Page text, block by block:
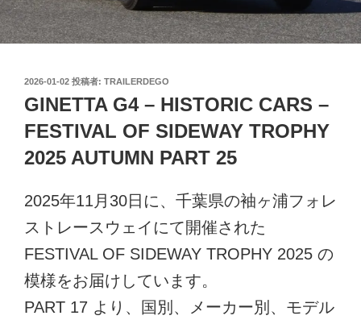
投
日:
2026-01-02 投稿者: TRAILERDEGO
GINETTA G4 – HISTORIC CARS –
FESTIVAL OF SIDEWAY TROPHY
2025 AUTUMN PART 25
2025年11月30日に、千葉県の袖ヶ浦フォレ
ストレースウェイにて開催された
FESTIVAL OF SIDEWAY TROPHY 2025 の
模様をお届けしています。
PART 17 より、国別、メーカー別、モデル